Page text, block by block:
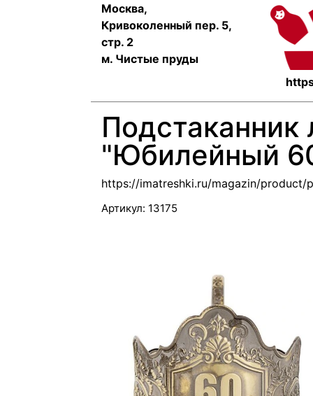
Москва,
Кривоколенный пер. 5,
стр. 2
м. Чистые пруды
Подстаканник
"Юбилейный
https://imatreshki.ru/magazin/
Артикул: 13175